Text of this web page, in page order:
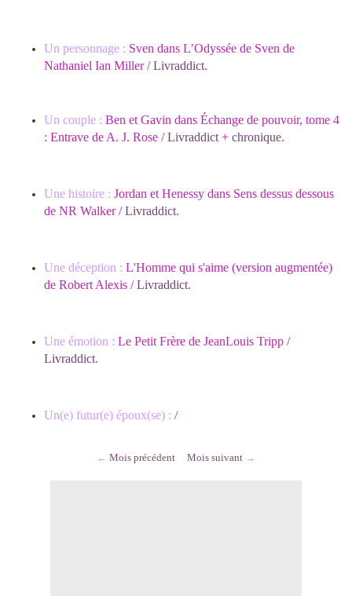
Un personnage : Sven dans L’Odyssée de Sven de
Nathaniel Ian Miller /Livraddict.
Un couple : Ben et Gavin dans Échange de pouvoir, tome 4
: Entrave de A. J. Rose /Livraddict + chronique.
Une histoire : Jordan et Henessy dans Sens dessus dessous
de NR Walker /Livraddict.
Une déception : L'Homme qui s'aime (version augmentée)
de Robert Alexis /Livraddict.
Une émotion : Le Petit Frère de JeanLouis Tripp /
Livraddict.
Un(e) futur(e) époux(se) : /
← Mois précédent Mois suivant →